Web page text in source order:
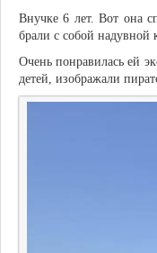
Внучке 6 лет. Вот она
брали с собой надувной
Очень понравилась ей
детей, изображали